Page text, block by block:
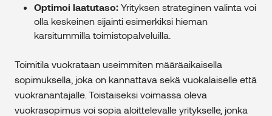
Optimoi laatutaso: Yrityksen strateginen valinta voi
olla keskeinen sijainti esimerkiksi hieman
karsitummilla toimistopalveluilla.
Toimitila vuokrataan useimmiten määräaikaisella
sopimuksella, joka on kannattava sekä vuokalaiselle että
vuokranantajalle. Toistaiseksi voimassa oleva
vuokrasopimus voi sopia aloittelevalle yritykselle, jonka